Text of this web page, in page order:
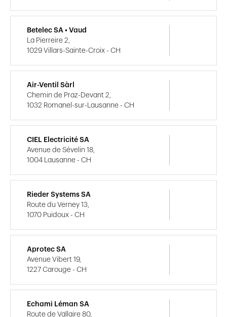
Betelec SA • Vaud
La Pierreire 2,
1029 Villars-Sainte-Croix - CH
Air-Ventil Sàrl
Chemin de Praz-Devant 2,
1032 Romanel-sur-Lausanne - CH
CIEL Electricité SA
Avenue de Sévelin 18,
1004 Lausanne - CH
Rieder Systems SA
Route du Verney 13,
1070 Puidoux - CH
Aprotec SA
Avenue Vibert 19,
1227 Carouge - CH
Echami Léman SA
Route de Vallaire 80,